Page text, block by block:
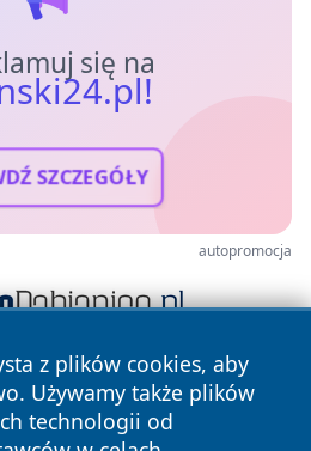
się na
SZCZEGÓŁY
autopromocja
z plików cookies, aby
Używamy także plików
technologii od